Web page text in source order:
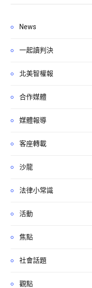
News
一起讀判決
北美智權報
合作媒體
媒體報導
客座轉載
沙龍
法律小常識
活動
焦點
社會話題
觀點